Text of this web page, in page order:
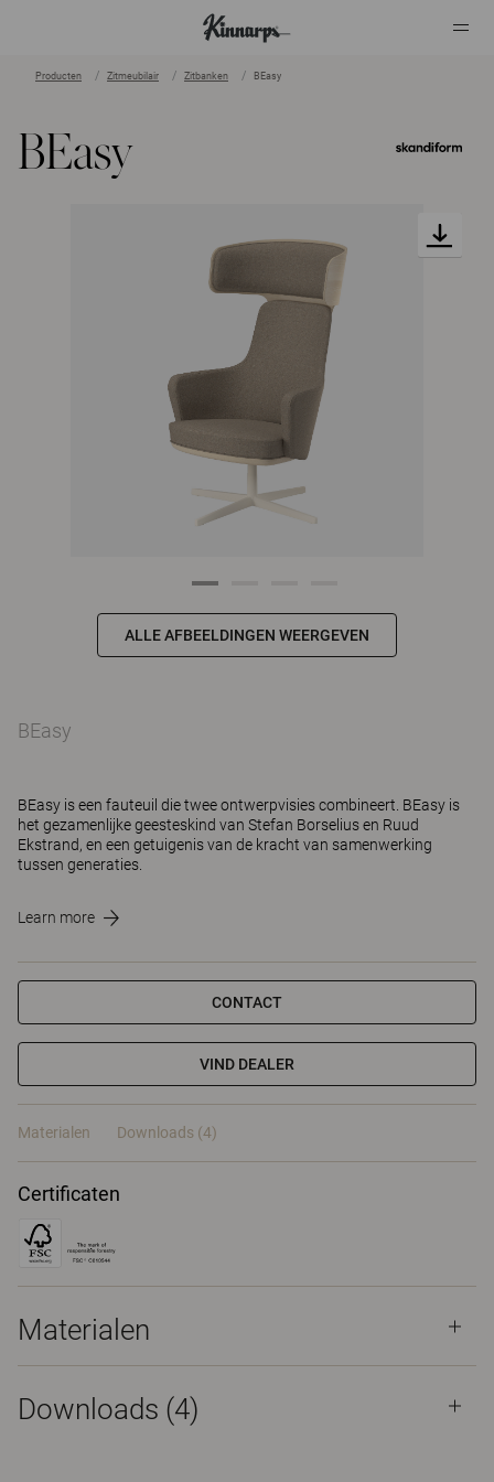
Producten Zitmeubilair Zitbanken BEasy
BEasy
ALLE AFBEELDINGEN WEERGEVEN
BEasy
BEasy is een fauteuil die twee ontwerpvisies combineert. BEasy is
het gezamenlijke geesteskind van Stefan Borselius en Ruud
Ekstrand, en een getuigenis van de kracht van samenwerking
tussen generaties.
Learn more
CONTACT
VIND DEALER
Materialen Downloads (4)
Certificaten
Materialen
Downloads (4)